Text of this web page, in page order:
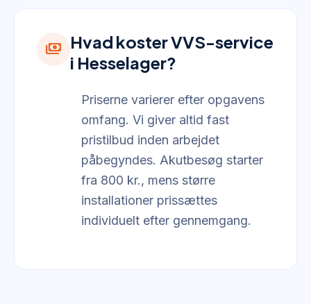
payments Hvad koster VVS-service
i Hesselager?
Priserne varierer efter opgavens
omfang. Vi giver altid fast
pristilbud inden arbejdet
påbegyndes. Akutbesøg starter
fra 800 kr., mens større
installationer prissættes
individuelt efter gennemgang.